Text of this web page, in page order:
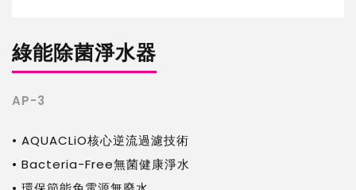
綠能除菌淨水器
AP-3
• AQUACLiO核心逆流過濾技術
• Bacteria-Free無菌健康淨水